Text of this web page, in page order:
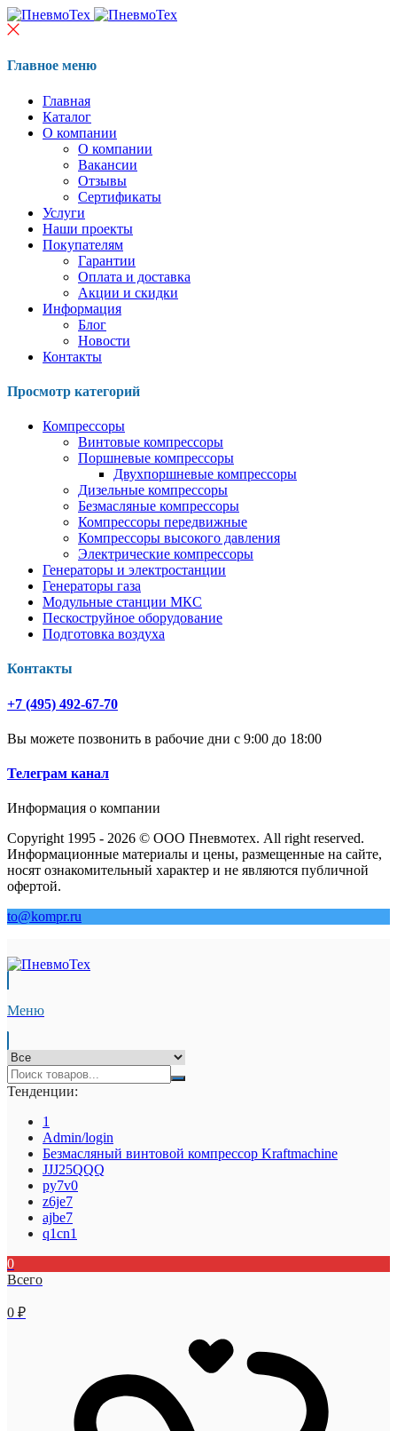
Главное меню
Главная
Каталог
О компании
О компании
Вакансии
Отзывы
Сертификаты
Услуги
Наши проекты
Покупателям
Гарантии
Оплата и доставка
Акции и скидки
Информация
Блог
Новости
Контакты
Просмотр категорий
Компрессоры
Винтовые компрессоры
Поршневые компрессоры
Двухпоршневые компрессоры
Дизельные компрессоры
Безмасляные компрессоры
Компрессоры передвижные
Компрессоры высокого давления
Электрические компрессоры
Генераторы и электростанции
Генераторы газа
Модульные станции МКС
Пескоструйное оборудование
Подготовка воздуха
Контакты
+7 (495) 492-67-70
Вы можете позвонить в рабочие дни с 9:00 до 18:00
Телеграм канал
Информация о компании
Copyright 1995 - 2026 © ООО Пневмотех. All right reserved.
Информационные материалы и цены, размещенные на сайте,
носят ознакомительный характер и не являются публичной
офертой.
to@kompr.ru
Меню
Тенденции:
1
Admin/login
Безмасляный винтовой компрессор Kraftmaсhine
JJJ25QQQ
py7v0
z6je7
ajbe7
q1cn1
0
Всего
0 ₽